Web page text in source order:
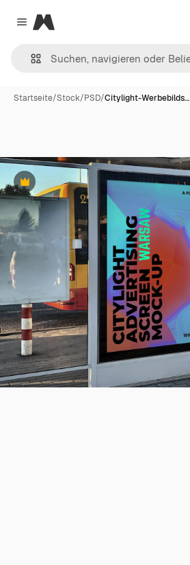
Close menu
Magnific
Startseite/Stock/PSD/Citylight-Werbebilds…
Premium